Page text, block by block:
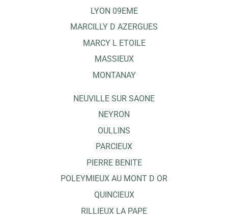
LYON 09EME
MARCILLY D AZERGUES
MARCY L ETOILE
MASSIEUX
MONTANAY
NEUVILLE SUR SAONE
NEYRON
OULLINS
PARCIEUX
PIERRE BENITE
POLEYMIEUX AU MONT D OR
QUINCIEUX
RILLIEUX LA PAPE